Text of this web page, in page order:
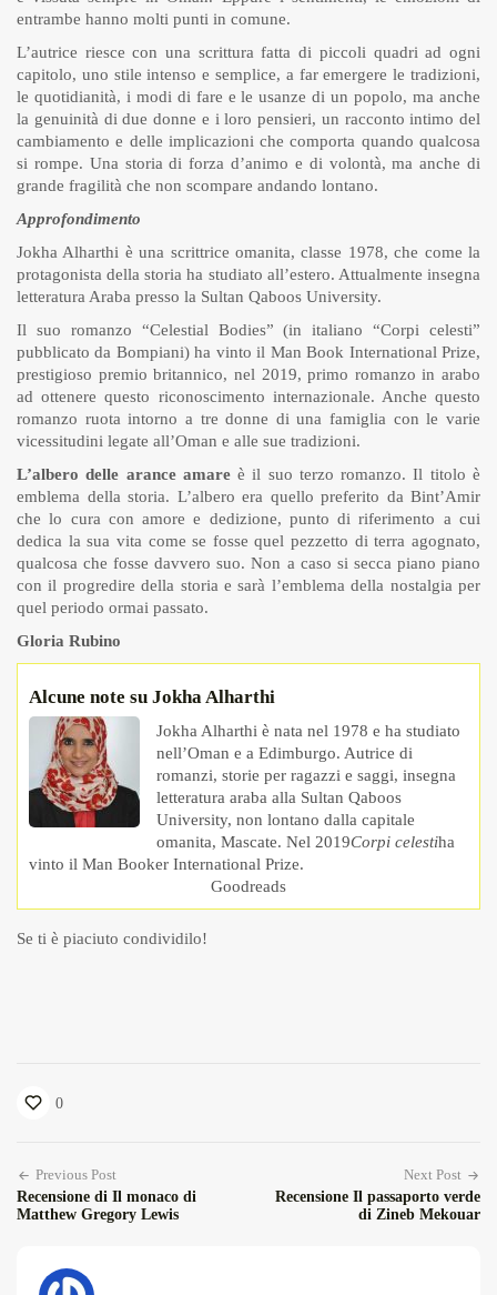
entrambe hanno molti punti in comune.
L’autrice riesce con una scrittura fatta di piccoli quadri ad ogni
capitolo, uno stile intenso e semplice, a far emergere le tradizioni,
le quotidianità, i modi di fare e le usanze di un popolo, ma anche
la genuinità di due donne e i loro pensieri, un racconto intimo del
cambiamento e delle implicazioni che comporta quando qualcosa
si rompe. Una storia di forza d’animo e di volontà, ma anche di
grande fragilità che non scompare andando lontano.
Approfondimento
Jokha Alharthi è una scrittrice omanita, classe 1978, che come la
protagonista della storia ha studiato all’estero. Attualmente insegna
letteratura Araba presso la Sultan Qaboos University.
Il suo romanzo “Celestial Bodies” (in italiano “Corpi celesti”
pubblicato da Bompiani) ha vinto il Man Book International Prize,
prestigioso premio britannico, nel 2019, primo romanzo in arabo
ad ottenere questo riconoscimento internazionale. Anche questo
romanzo ruota intorno a tre donne di una famiglia con le varie
vicessitudini legate all’Oman e alle sue tradizioni.
L’albero delle arance amareè il suo terzo romanzo. Il titolo è
emblema della storia. L’albero era quello preferito da Bint’Amir
che lo cura con amore e dedizione, punto di riferimento a cui
dedica la sua vita come se fosse quel pezzetto di terra agognato,
qualcosa che fosse davvero suo. Non a caso si secca piano piano
con il progredire della storia e sarà l’emblema della nostalgia per
quel periodo ormai passato.
Gloria Rubino
Alcune note su Jokha Alharthi
Jokha Alharthi è nata nel 1978 e ha studiato
nell’Oman e a Edimburgo. Autrice di
romanzi, storie per ragazzi e saggi, insegna
letteratura araba alla Sultan Qaboos
University, non lontano dalla capitale
omanita, Mascate. Nel 2019Corpi celestiha
vinto il Man Booker International Prize.
Goodreads
Se ti è piaciuto condividilo!
0
Previous Post
Recensione di Il monaco di
Matthew Gregory Lewis
Next Post
Recensione Il passaporto verde
di Zineb Mekouar